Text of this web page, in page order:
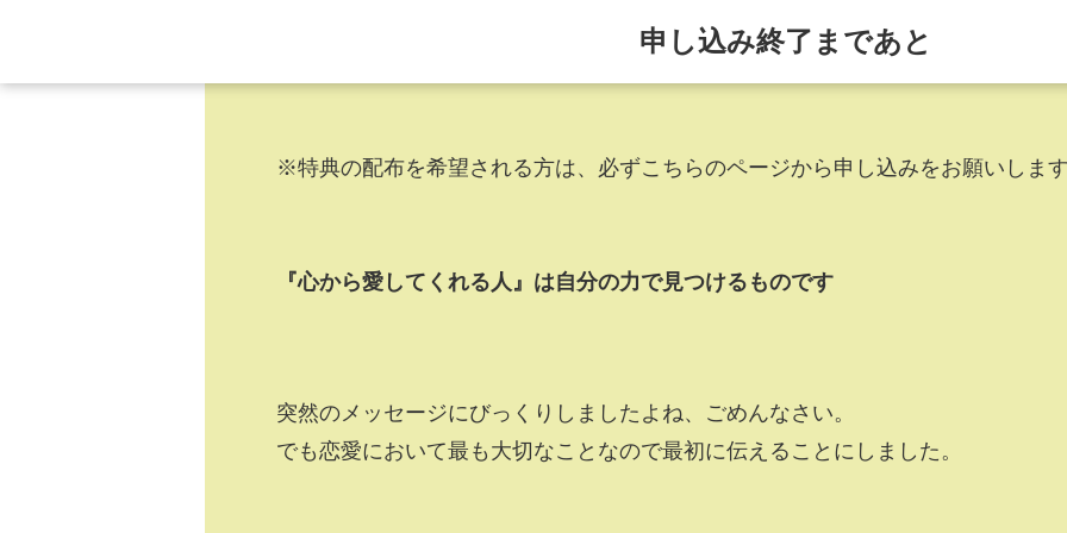
申し込み終了まであと
※特典の配布を希望される方は、必ずこちらのページから申し込みをお願いしま
『心から愛してくれる人』は自分の力で見つけるものです
突然のメッセージにびっくりしましたよね、ごめんなさい。
でも恋愛において最も大切なことなので最初に伝えることにしました。